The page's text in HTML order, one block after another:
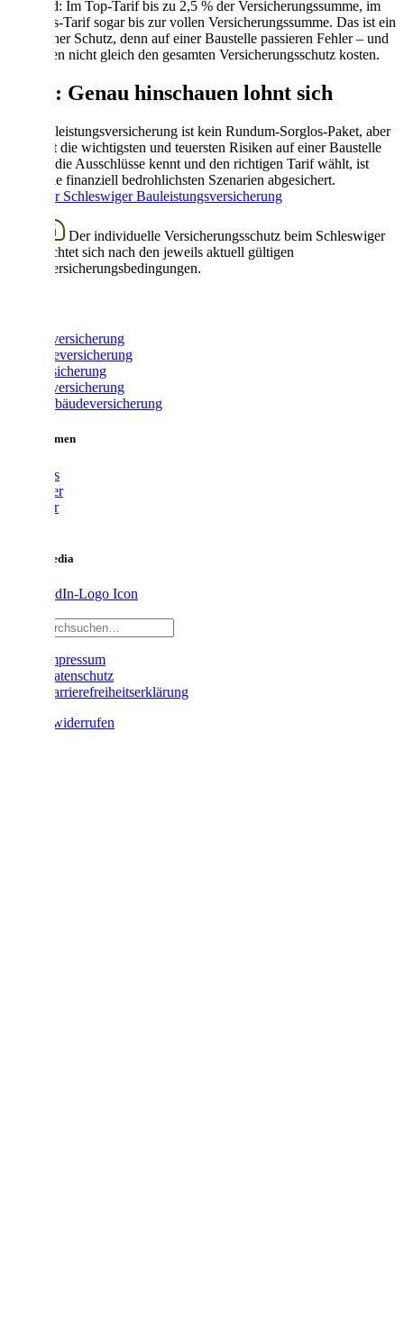
Einwand: Im Top-Tarif bis zu 2,5 % der Versicherungssumme, im
Top-Plus-Tarif sogar bis zur vollen Versicherungssumme. Das ist ein
erheblicher Schutz, denn auf einer Baustelle passieren Fehler – und
die sollten nicht gleich den gesamten Versicherungsschutz kosten.
Fazit: Genau hinschauen lohnt sich
Die Bauleistungsversicherung ist kein Rundum-Sorglos-Paket, aber
sie deckt die wichtigsten und teuersten Risiken auf einer Baustelle
ab. Wer die Ausschlüsse kennt und den richtigen Tarif wählt, ist
gegen die finanziell bedrohlichsten Szenarien abgesichert.
Mehr zur Schleswiger Bauleistungsversicherung
Der individuelle Versicherungsschutz beim Schleswiger
richtet sich nach den jeweils aktuell gültigen
Versicherungsbedingungen.
Fahrradversicherung
Gewerbeversicherung
Glasversicherung
Hausratversicherung
Wohngebäudeversicherung
Unternehmen
Über uns
Vermittler
Ratgeber
Social Media
Impressum
Datenschutz
Barrierefreiheitserklärung
Vertrag widerrufen